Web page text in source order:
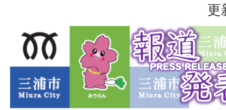
更